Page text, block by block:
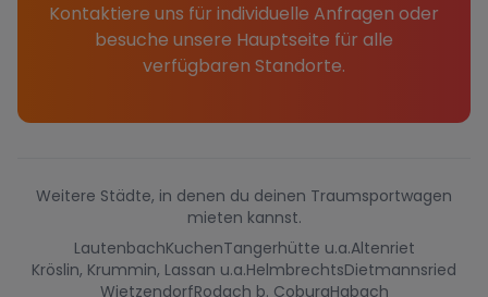
Kontaktiere uns für individuelle Anfragen oder
besuche unsere Hauptseite für alle
verfügbaren Standorte.
Weitere Städte, in denen du deinen Traumsportwagen
mieten kannst.
LautenbachKuchenTangerhütte u.a.Altenriet
Kröslin, Krummin, Lassan u.a.HelmbrechtsDietmannsried
WietzendorfRodach b. CoburgHabach